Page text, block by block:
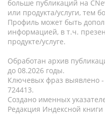
больше публикаций на
или продукта/услуги, тем
Профиль может быть
информацией, в т.ч.
продукте/услуге.
Обработан архив
до 08.2026 годы.
Ключевых фраз выявлено -
724413.
Создано именных
Редакция Индексной книги